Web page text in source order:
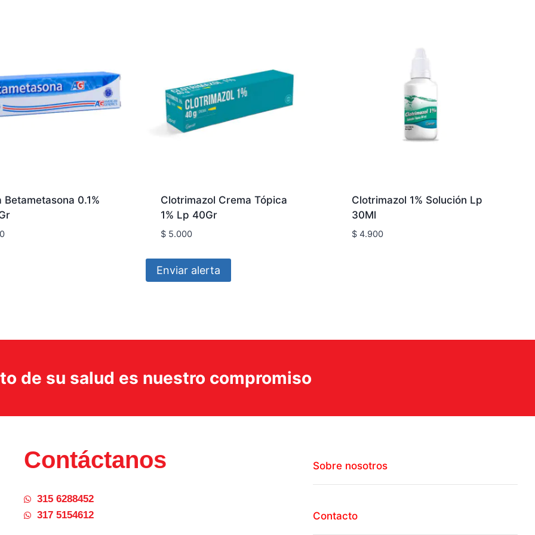
Betametasona 0.1%
Clotrimazol Crema Tópica
1% Lp 40Gr
$5.000
Enviar alerta
Clotrimazol 1% Solución Lp
30Ml
$ 4.900
de su salud es nuestro compromiso
Contáctanos
315 6288452
317 5154612
Sobre nosotros
Contacto